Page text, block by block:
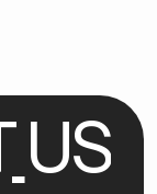
US